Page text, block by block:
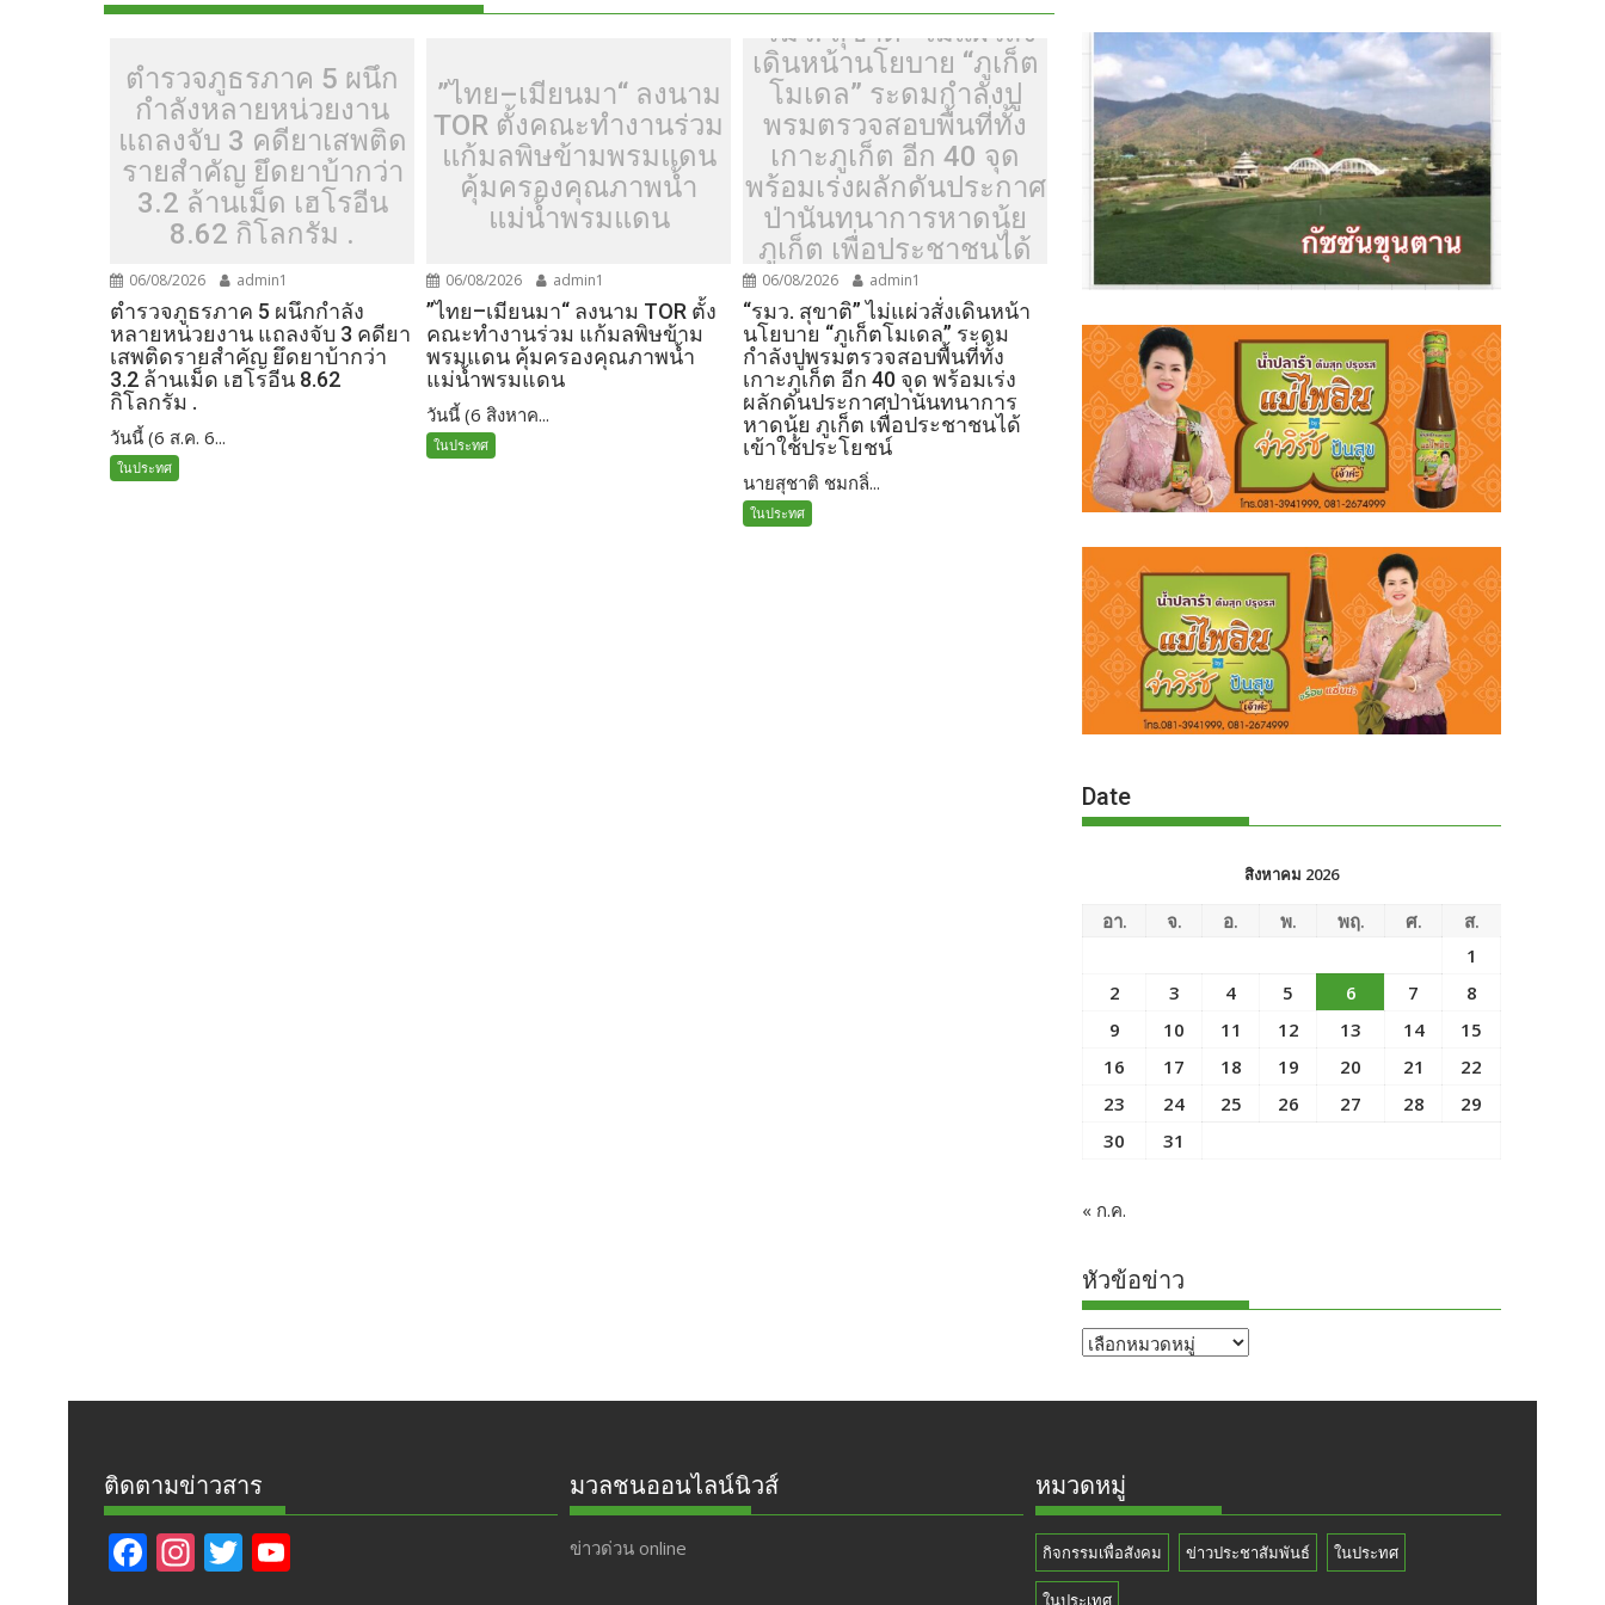
k k
ตำรวจภูธรภาค 5 ผนึก
กำลังหลายหน่วยงาน
แถลงจับ 3 คดียาเสพติด
รายสำคัญ ยึดยาบ้ากว่า
3.2 ล้านเม็ด เฮโรอีน
8.62 กิโลกรัม .
06/08/2026 admin1
ตำรวจภูธรภาค 5 ผนึกกำลัง
หลายหน่วยงาน แถลงจับ 3 คดียา
เสพติดรายสำคัญ ยึดยาบ้ากว่า
3.2 ล้านเม็ด เฮโรอีน 8.62
กิโลกรัม .
วันนี้ (6 ส.ค. 6...
ในประทศ
”ไทย–เมียนมา“ ลงนาม
TOR ตั้งคณะทำงานร่วม
แก้มลพิษข้ามพรมแดน
คุ้มครองคุณภาพน้ำ
แม่น้ำพรมแดน
06/08/2026 admin1
”ไทย–เมียนมา“ ลงนาม TOR ตั้ง
คณะทำงานร่วม แก้มลพิษข้าม
พรมแดน คุ้มครองคุณภาพน้ำ
แม่น้ำพรมแดน
วันนี้ (6 สิงหาค...
ในประทศ
“รมว. สุขาติ” ไม่แผ่วสั่ง
เดินหน้านโยบาย “ภูเก็ต
โมเดล” ระดมกำลังปู
พรมตรวจสอบพื้นที่ทั้ง
เกาะภูเก็ต อีก 40 จุด
พร้อมเร่งผลักดันประกาศ
ป่านันทนาการหาดนุ้ย
ภูเก็ต เพื่อประชาชนได้
เข้าใช้ประโยชน์
06/08/2026 admin1
“รมว. สุขาติ” ไม่แผ่วสั่งเดินหน้า
นโยบาย “ภูเก็ตโมเดล” ระดม
กำลังปูพรมตรวจสอบพื้นที่ทั้ง
เกาะภูเก็ต อีก 40 จุด พร้อมเร่ง
ผลักดันประกาศป่านันทนาการ
หาดนุ้ย ภูเก็ต เพื่อประชาชนได้
เข้าใช้ประโยชน์
นายสุชาติ ชมกลิ่...
ในประทศ
Date
สิงหาคม 2026
อา. จ. อ. พ. พฤ. ศ.
ส.
1
2
3 4 5 6 7
8
9
10 11 12 13 14
15
16
17 18 19 20 21
22
23
24 25 26 27 28
29
30
31
« ก.ค.
หัวข้อข่าว
หัวข้อ
ติดตามข่าวสาร
F In T
มวลชนออนไลน์นิวส์
ข่าวด่วน online
หมวดหมู่
กิจกรรมเพื่อสังคม ข่าวประชาสัมพันธ์ ในประทศ